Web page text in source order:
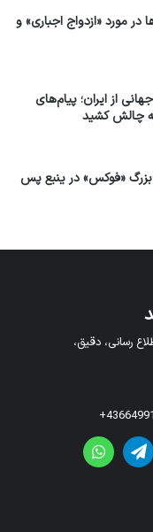
در مورد «ازدواج اجباری» و
از ایران؛ پیام‌های
چالش کشید
بزرگ «فوکس» در ینبع پس
رسانی، دقیق،
تلگرامواتس آپ